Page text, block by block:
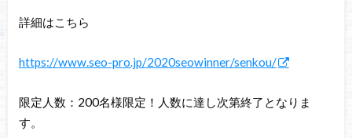
詳細はこちら
https://www.seo-pro.jp/2020seowinner/senkou/
限定人数：200名様限定！人数に達し次第終了となりま
す。